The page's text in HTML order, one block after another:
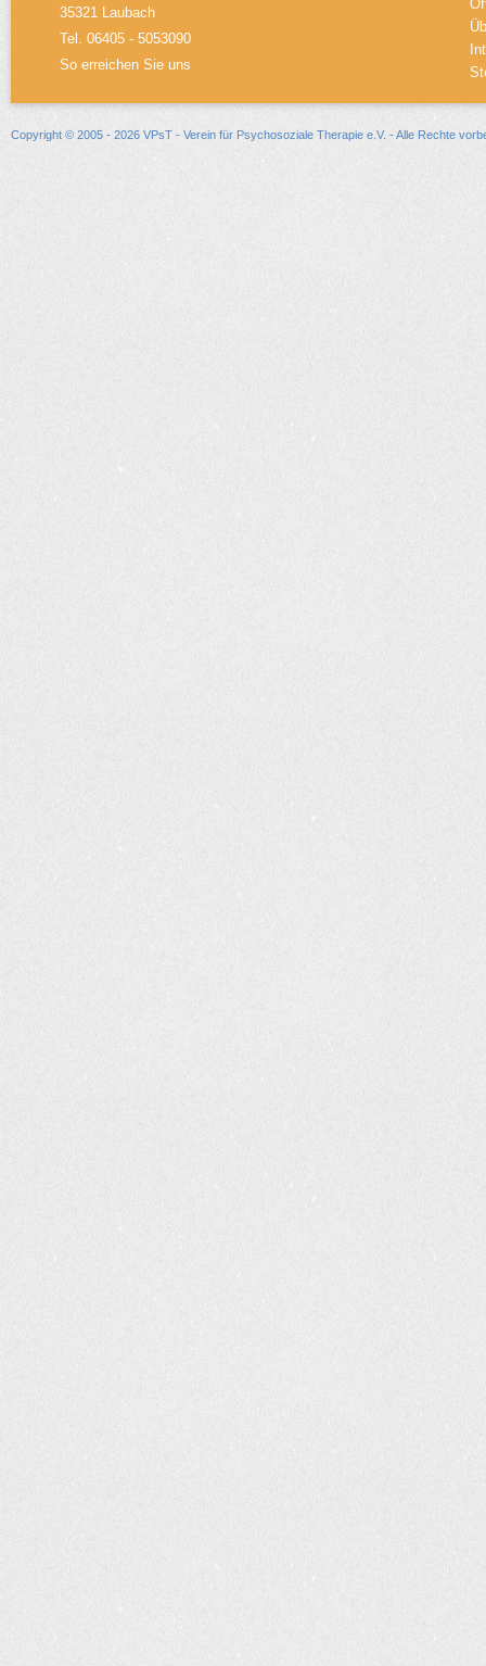
35321 Laubach
Tel. 06405 - 5053090
So erreichen Sie uns
Copyright © 2005 - 2026 VPsT - Verein für Psychosoziale Therapie e.V. - Alle Rechte